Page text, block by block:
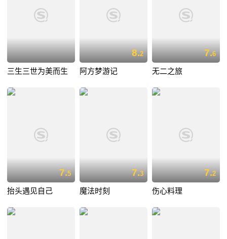
三生三世为美而生
8.2
阿方梦游记
7.6
无二之旅
7.5
抬头遇见自己
7.3
魔法时刻
7.2
伤心料理